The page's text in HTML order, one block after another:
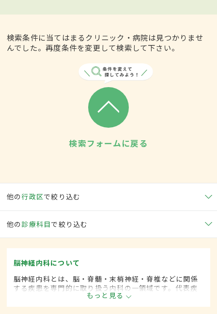
検索条件に当てはまるクリニック・病院は見つかりませ
んでした。再度条件を変更して検索して下さい。
検索フォームに戻る
他の行政区で絞り込む
他の 診療科目で絞り込む
脳神経内科について
脳神経内科とは、脳・脊髄・末梢神経・脊椎などに関係
する疾患を専門的に取り扱う内科の一領域です。代表疾
患として、脳卒中や各種神経変性疾患(パーキンソン病、
筋萎縮性側索硬化など)、脊髄と末梢神経の疾患、てんか
もっと見る